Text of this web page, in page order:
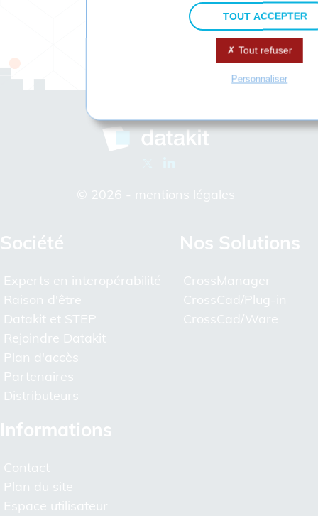
© 2026 - mentions légales
Société
Experts en interopérabilité
Raison d'être
Datakit et STEP
Rejoindre Datakit
Plan d'accès
Partenaires
Distributeurs
Nos Solutions
CrossManager
CrossCad/Plug-in
CrossCad/Ware
Informations
Contact
Plan du site
Espace utilisateur
TOUT ACCEPTER
Tout refuser
Personnaliser